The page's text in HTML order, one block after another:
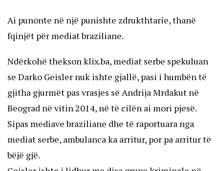
Ai punonte në një punishte zdrukthtarie, thanë
fqinjët për mediat braziliane.
Ndërkohë thekson klix.ba, mediat serbe spekuluan
se Darko Geisler nuk ishte gjallë, pasi i humbën të
gjitha gjurmët pas vrasjes së Andrija Mrdakut në
Beograd në vitin 2014, në të cilën ai mori pjesë.
Sipas mediave braziliane dhe të raportuara nga
mediat serbe, ambulanca ka arritur, por pa arritur të
bëjë gjë.